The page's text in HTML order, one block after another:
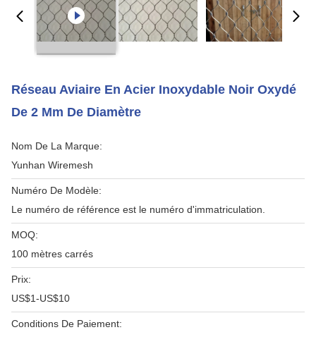
Réseau Aviaire En Acier Inoxydable Noir Oxydé
De 2 Mm De Diamètre
Nom De La Marque:
Yunhan Wiremesh
Numéro De Modèle:
Le numéro de référence est le numéro d'immatriculation.
MOQ:
100 mètres carrés
Prix:
US$1-US$10
Conditions De Paiement: